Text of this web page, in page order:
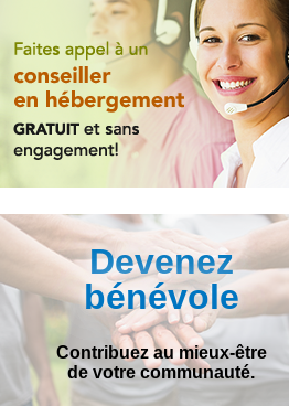
Devenez
bénévole
Contribuez au mieux-être
de votre communauté.